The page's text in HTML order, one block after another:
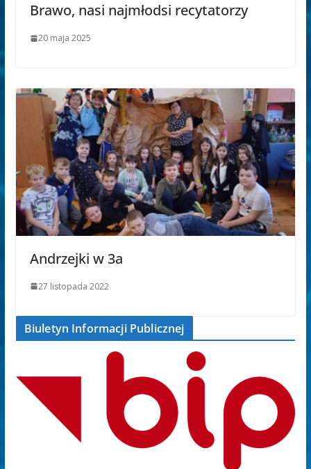
Brawo, nasi najmłodsi recytatorzy
20 maja 2025
Andrzejki w 3a
27 listopada 2022
Biuletyn Informacji Publicznej